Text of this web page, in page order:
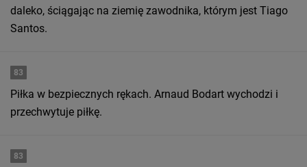
daleko, ściągając na ziemię zawodnika, którym jest Tiago
Santos.
83
Piłka w bezpiecznych rękach. Arnaud Bodart wychodzi i
przechwytuje piłkę.
83